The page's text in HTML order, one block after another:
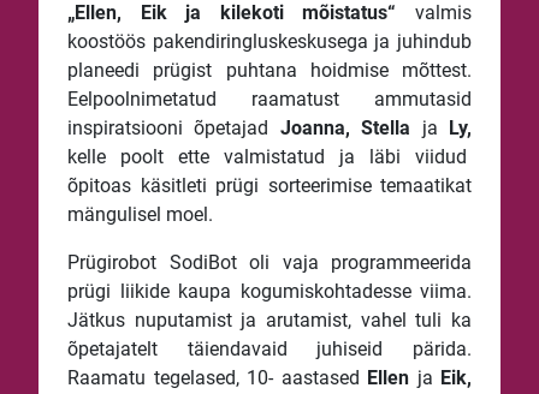
„Ellen, Eik ja kilekoti mõistatus“ valmis
koostöös pakendiringluskeskusega ja juhindub
planeedi prügist puhtana hoidmise mõttest.
Eelpoolnimetatud raamatust ammutasid
inspiratsiooni õpetajad Joanna, Stella ja
Ly,
kelle poolt ette valmistatud ja läbi viidud
õpitoas käsitleti prügi sorteerimise temaatikat
mängulisel moel.
Prügirobot SodiBot oli vaja programmeerida
prügi liikide kaupa kogumiskohtadesse viima.
Jätkus nuputamist ja arutamist, vahel tuli ka
õpetajatelt täiendavaid juhiseid pärida.
Raamatu tegelased, 10- aastased Ellen ja Eik,